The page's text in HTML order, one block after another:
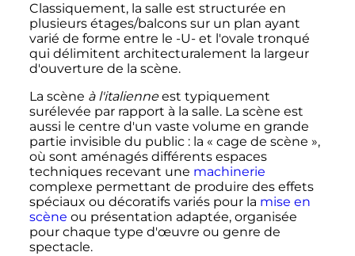
Classiquement, la salle est structurée en
plusieurs étages/balcons sur un plan ayant
varié de forme entre le -U- et l'ovale tronqué
qui délimitent architecturalement la largeur
d'ouverture de la scène.
La scène à l'italienneest typiquement
surélevée par rapport à la salle. La scène est
aussi le centre d'un vaste volume en grande
partie invisible du public : la « cage de scène »,
où sont aménagés différents espaces
techniques recevant une machinerie
complexe permettant de produire des effets
spéciaux ou décoratifs variés pour la mise en
scène ou présentation adaptée, organisée
pour chaque type d'œuvre ou genre de
spectacle.